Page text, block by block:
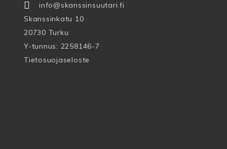
info@skanssinsuutari.fi
Skanssinkatu 10
20730 Turku
Y-tunnus: 2258146-7
Tietosuojaseloste